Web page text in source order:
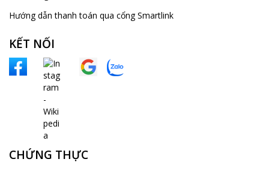
Hướng dẫn thanh toán qua cổng Smartlink
KẾT NỐI
CHỨNG THỰC